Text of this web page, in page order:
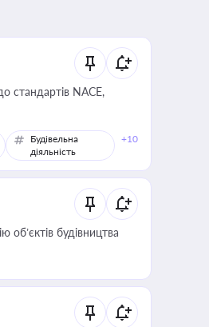
стандартів NACE,
Будівельна
діяльність
+10
об’єктів будівництва